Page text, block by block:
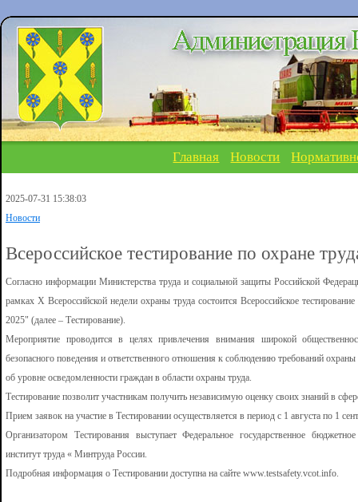
Главная Новости
2025-07-31 15:38:03
Новости
Всероссийское тестирование по охране
Согласно информации Министерства труда и социальной защиты Российской
рамках Х Всероссийской недели охраны труда состоится Всероссийское
2025" (далее – Тестирование).
Мероприятие проводится в целях привлечения внимания широкой
безопасного поведения и ответственного отношения к соблюдению требований
об уровне осведомленности граждан в области охраны труда.
Тестирование позволит участникам получить независимую оценку своих знаний в
Прием заявок на участие в Тестировании осуществляется в период с 1 августа по 1
Организатором Тестирования выступает Федеральное государственное
институт труда « Минтруда России.
Подробная информация о Тестировании доступна на сайте www.testsafety.vcot.info.